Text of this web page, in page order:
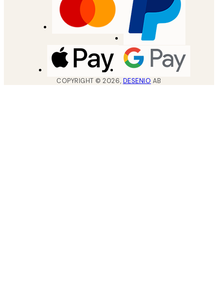
COPYRIGHT ©2026, DESENIO AB